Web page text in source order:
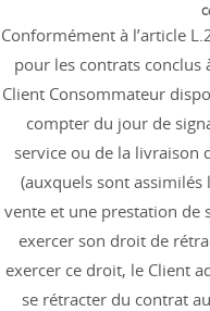
Conformément à l’article
pour les contrats conclus
Client Consommateur
compter du jour de
service ou de la livraison
(auxquels sont
vente et une prestation de
exercer son droit de
exercer ce droit, le Client
se rétracter du contrat